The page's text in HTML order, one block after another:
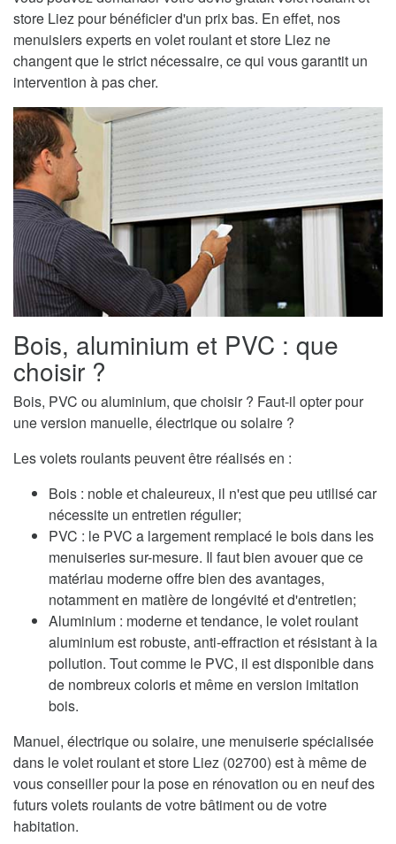
store Liez pour bénéficier d'un prix bas. En effet, nos
menuisiers experts en volet roulant et store Liez ne
changent que le strict nécessaire, ce qui vous garantit un
intervention à pas cher.
Bois, aluminium et PVC : que
choisir ?
Bois, PVC ou aluminium, que choisir ? Faut-il opter pour
une version manuelle, électrique ou solaire ?
Les volets roulants peuvent être réalisés en :
Bois : noble et chaleureux, il n'est que peu utilisé car
nécessite un entretien régulier;
PVC : le PVC a largement remplacé le bois dans les
menuiseries sur-mesure. Il faut bien avouer que ce
matériau moderne offre bien des avantages,
notamment en matière de longévité et d'entretien;
Aluminium : moderne et tendance, le volet roulant
aluminium est robuste, anti-effraction et résistant à la
pollution. Tout comme le PVC, il est disponible dans
de nombreux coloris et même en version imitation
bois.
Manuel, électrique ou solaire, une menuiserie spécialisée
dans le volet roulant et store Liez (02700) est à même de
vous conseiller pour la pose en rénovation ou en neuf des
futurs volets roulants de votre bâtiment ou de votre
habitation.